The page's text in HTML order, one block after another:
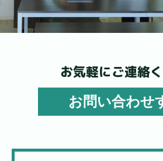
お気軽にご連絡
お問い合わせ